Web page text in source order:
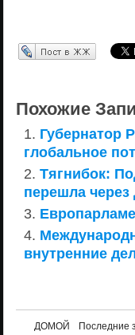
Перепост в ЖЖ
Похожие
Губернатор
глобальное
Тягнибок:
перешла через
внутренние
ДОМОЙ Последние